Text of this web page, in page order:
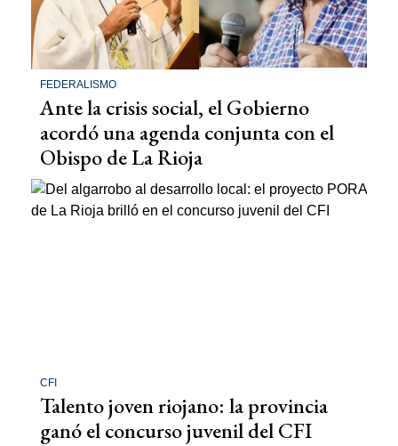
FEDERALISMO
Ante la crisis social, el Gobierno
acordó una agenda conjunta con el
Obispo de La Rioja
CFI
Talento joven riojano: la provincia
ganó el concurso juvenil del CFI